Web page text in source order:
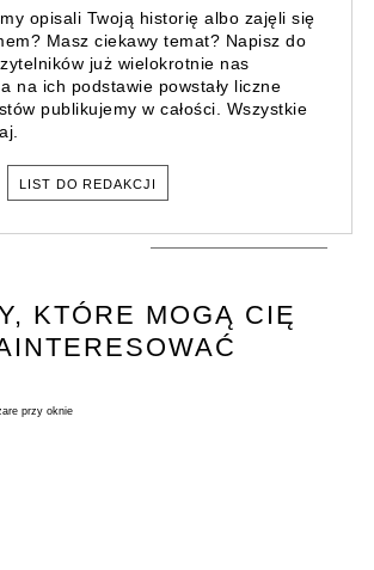
opisali Twoją historię albo zajęli się
Masz ciekawy temat? Napisz do
już wielokrotnie nas
na ich podstawie powstały liczne
publikujemy w całości. Wszystkie
LIST DO REDAKCJI
KTÓRE MOGĄ CIĘ